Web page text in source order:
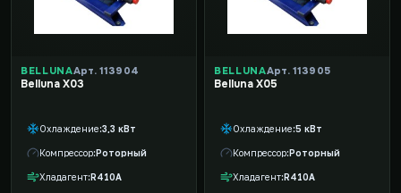
BELLUNAАрт. 113904
Belluna X03
Охлаждение 3,3 кВт
Компрессор Роторный
Хладагент R410A
BELLUNAАрт. 113905
Belluna X05
Охлаждение 5 кВт
Компрессор Роторный
Хладагент R410A